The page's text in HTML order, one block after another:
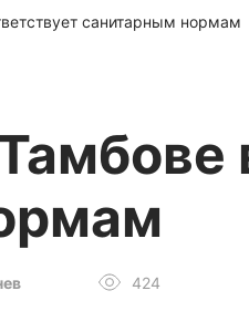
санитарным нормам
424